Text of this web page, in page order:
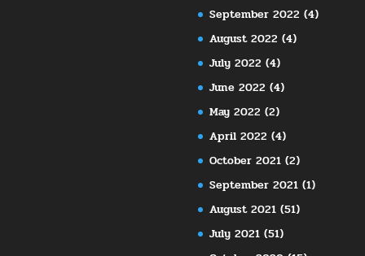
September 2022 (4)
August 2022 (4)
July 2022 (4)
June 2022 (4)
May 2022 (2)
April 2022 (4)
October 2021 (2)
September 2021 (1)
August 2021 (51)
July 2021 (51)